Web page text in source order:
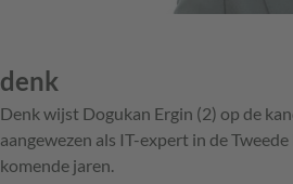
denk
Denk wijst Dogukan Ergin (2) op de
aangewezen als IT-expert in de
komende jaren.